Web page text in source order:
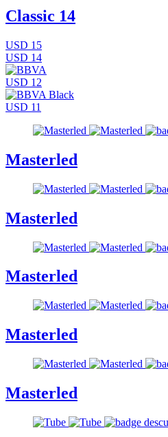
Classic 14
USD 15
USD 14
USD 12
USD 11
Masterled
Masterled
Masterled
Masterled
Masterled